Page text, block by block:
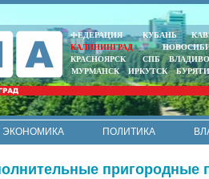
ФЕДЕРАЦИЯ КУБАНЬ
КАЛИНИНГРАД
КРАСНОЯРСК
СПБ
МУРМАНСК
ИРКУТСК
ЭКОНОМИКА ПОЛИТИКА
пригородные